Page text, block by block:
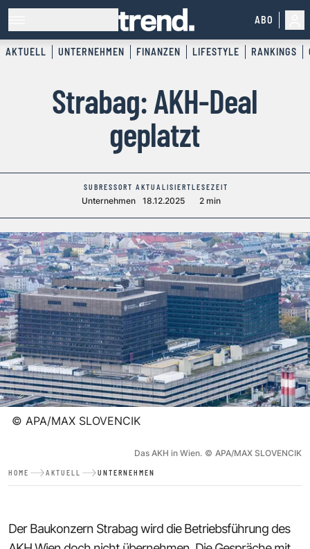
ABO
AKTUELL UNTERNEHMEN FINANZEN LIFESTYLE RANKINGS
Strabag: AKH-Deal
geplatzt
SUBRESSORT
Unternehmen
AKTUALISIERT
18.12.2025
LESEZEIT
2 min
© APA/MAX SLOVENCIK
Das AKH in Wien. © APA/MAX SLOVENCIK
HOME AKTUELL UNTERNEHMEN
Der Baukonzern Strabag wird die Betriebsführung des